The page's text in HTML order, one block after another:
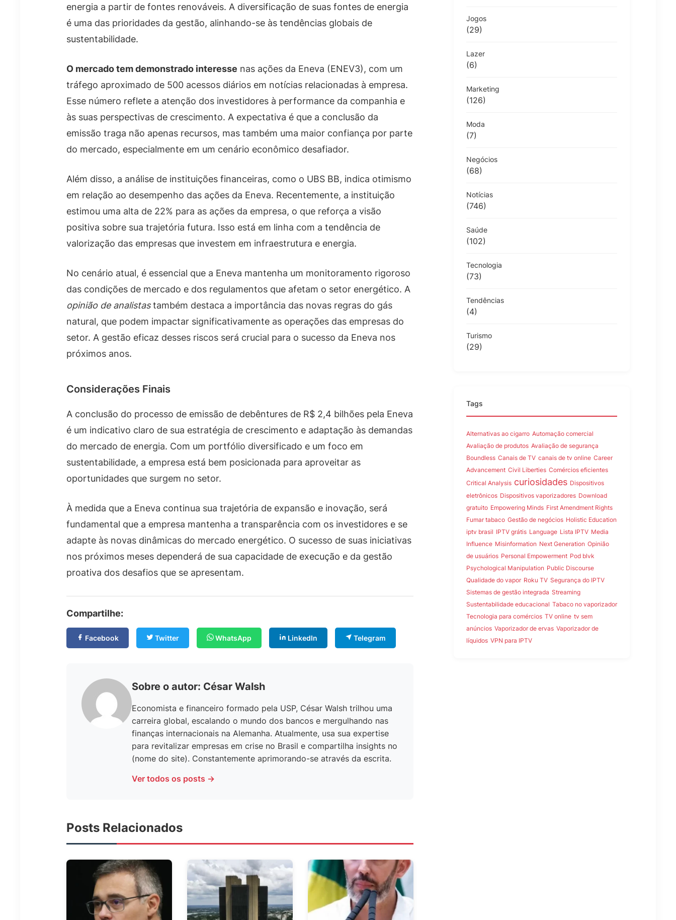
energia a partir de fontes renováveis. A diversificação de suas fontes de energia
é uma das prioridades da gestão, alinhando-se às tendências globais de
sustentabilidade.
O mercado tem demonstrado interesse nas ações da Eneva (ENEV3), com um
tráfego aproximado de 500 acessos diários em notícias relacionadas à empresa.
Esse número reflete a atenção dos investidores à performance da companhia e
às suas perspectivas de crescimento. A expectativa é que a conclusão da
emissão traga não apenas recursos, mas também uma maior confiança por parte
do mercado, especialmente em um cenário econômico desafiador.
Além disso, a análise de instituições financeiras, como o UBS BB, indica otimismo
em relação ao desempenho das ações da Eneva. Recentemente, a instituição
estimou uma alta de 22% para as ações da empresa, o que reforça a visão
positiva sobre sua trajetória futura. Isso está em linha com a tendência de
valorização das empresas que investem em infraestrutura e energia.
No cenário atual, é essencial que a Eneva mantenha um monitoramento rigoroso
das condições de mercado e dos regulamentos que afetam o setor energético. A
opinião de analistastambém destaca a importância das novas regras do gás
natural, que podem impactar significativamente as operações das empresas do
setor. A gestão eficaz desses riscos será crucial para o sucesso da Eneva nos
próximos anos.
Considerações Finais
A conclusão do processo de emissão de debêntures de R$ 2,4 bilhões pela Eneva
é um indicativo claro de sua estratégia de crescimento e adaptação às demandas
do mercado de energia. Com um portfólio diversificado e um foco em
sustentabilidade, a empresa está bem posicionada para aproveitar as
oportunidades que surgem no setor.
À medida que a Eneva continua sua trajetória de expansão e inovação, será
fundamental que a empresa mantenha a transparência com os investidores e se
adapte às novas dinâmicas do mercado energético. O sucesso de suas iniciativas
nos próximos meses dependerá de sua capacidade de execução e da gestão
proativa dos desafios que se apresentam.
Compartilhe:
Facebook Twitter WhatsApp LinkedIn Telegram
Sobre o autor: César Walsh
Economista e financeiro formado pela USP, César Walsh trilhou uma
carreira global, escalando o mundo dos bancos e mergulhando nas
finanças internacionais na Alemanha. Atualmente, usa sua expertise
para revitalizar empresas em crise no Brasil e compartilha insights no
(nome do site). Constantemente aprimorando-se através da escrita.
Ver todos os posts →
Posts Relacionados
Jogos
(29)
Lazer
(6)
Marketing
(126)
Moda
(7)
Negócios
(68)
Notícias
(746)
Saúde
(102)
Tecnologia
(73)
Tendências
(4)
Turismo
(29)
Tags
Alternativas ao cigarro Automação comercial
Avaliação de produtos Avaliação de segurança
Boundless Canais de TV canais de tv online Career
Advancement Civil Liberties Comércios eficientes
Critical Analysis curiosidades Dispositivos
eletrônicos Dispositivos vaporizadores Download
gratuito Empowering Minds First Amendment Rights
Fumar tabaco Gestão de negócios Holistic Education
iptv brasil IPTV grátis Language Lista IPTV Media
Influence Misinformation Next Generation Opinião
de usuários Personal Empowerment Pod blvk
Psychological Manipulation Public Discourse
Qualidade do vapor Roku TV Segurança do IPTV
Sistemas de gestão integrada Streaming
Sustentabilidade educacional Tabaco no vaporizador
Tecnologia para comércios TV online tv sem
anúncios Vaporizador de ervas Vaporizador de
líquidos VPN para IPTV